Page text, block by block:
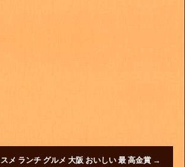
メ ランチ グルメ 大阪 おいしい 最 高金賞 →